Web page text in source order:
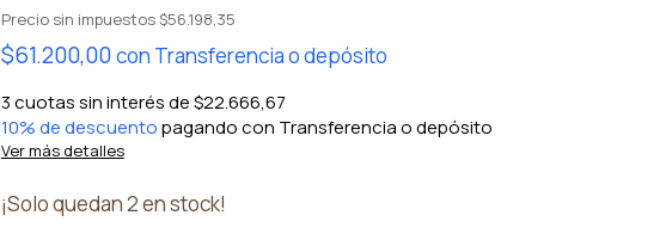
Precio sin impuestos$56.198,35
$61.200,00con Transferencia o depósito
3cuotas sin interés de$22.666,67
10% de descuentopagando con Transferencia o depósito
Ver más detalles
¡Solo quedan2en stock!